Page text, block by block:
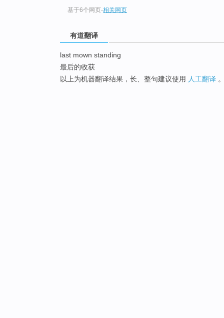
基于6个网页-相关网页
有道翻译
last mown standing
最后的收获
以上为机器翻译结果，长、整句建议使用 人工翻译